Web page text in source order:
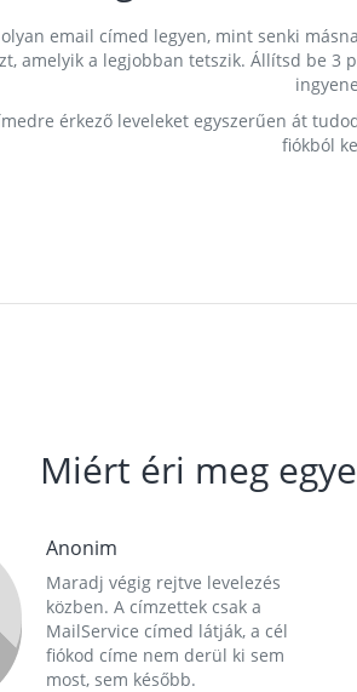
email címed legyen, mint senki
amelyik a legjobban tetszik. Állítsd be
érkező leveleket egyszerűen át
fiókból
Miért éri meg
Anonim
Maradj végig rejtve levelezés
közben. A címzettek csak a
MailService címed látják, a cél
fiókod címe nem derül ki sem
most, sem később.